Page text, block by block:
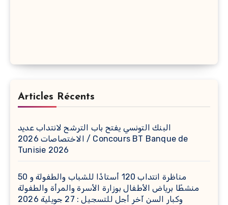
Articles Récents
البنك التونسي يفتح باب الترشح لانتداب عديد
الاختصاصات 2026 / Concours BT Banque de
Tunisie 2026
مناظرة انتداب 120 أستاذًا للشباب والطفولة و 50
منشطًا برياض الأطفال بوزارة الأسرة والمرأة والطفولة
وكبار السن آخر أجل للتسجيل : 27 جويلية 2026